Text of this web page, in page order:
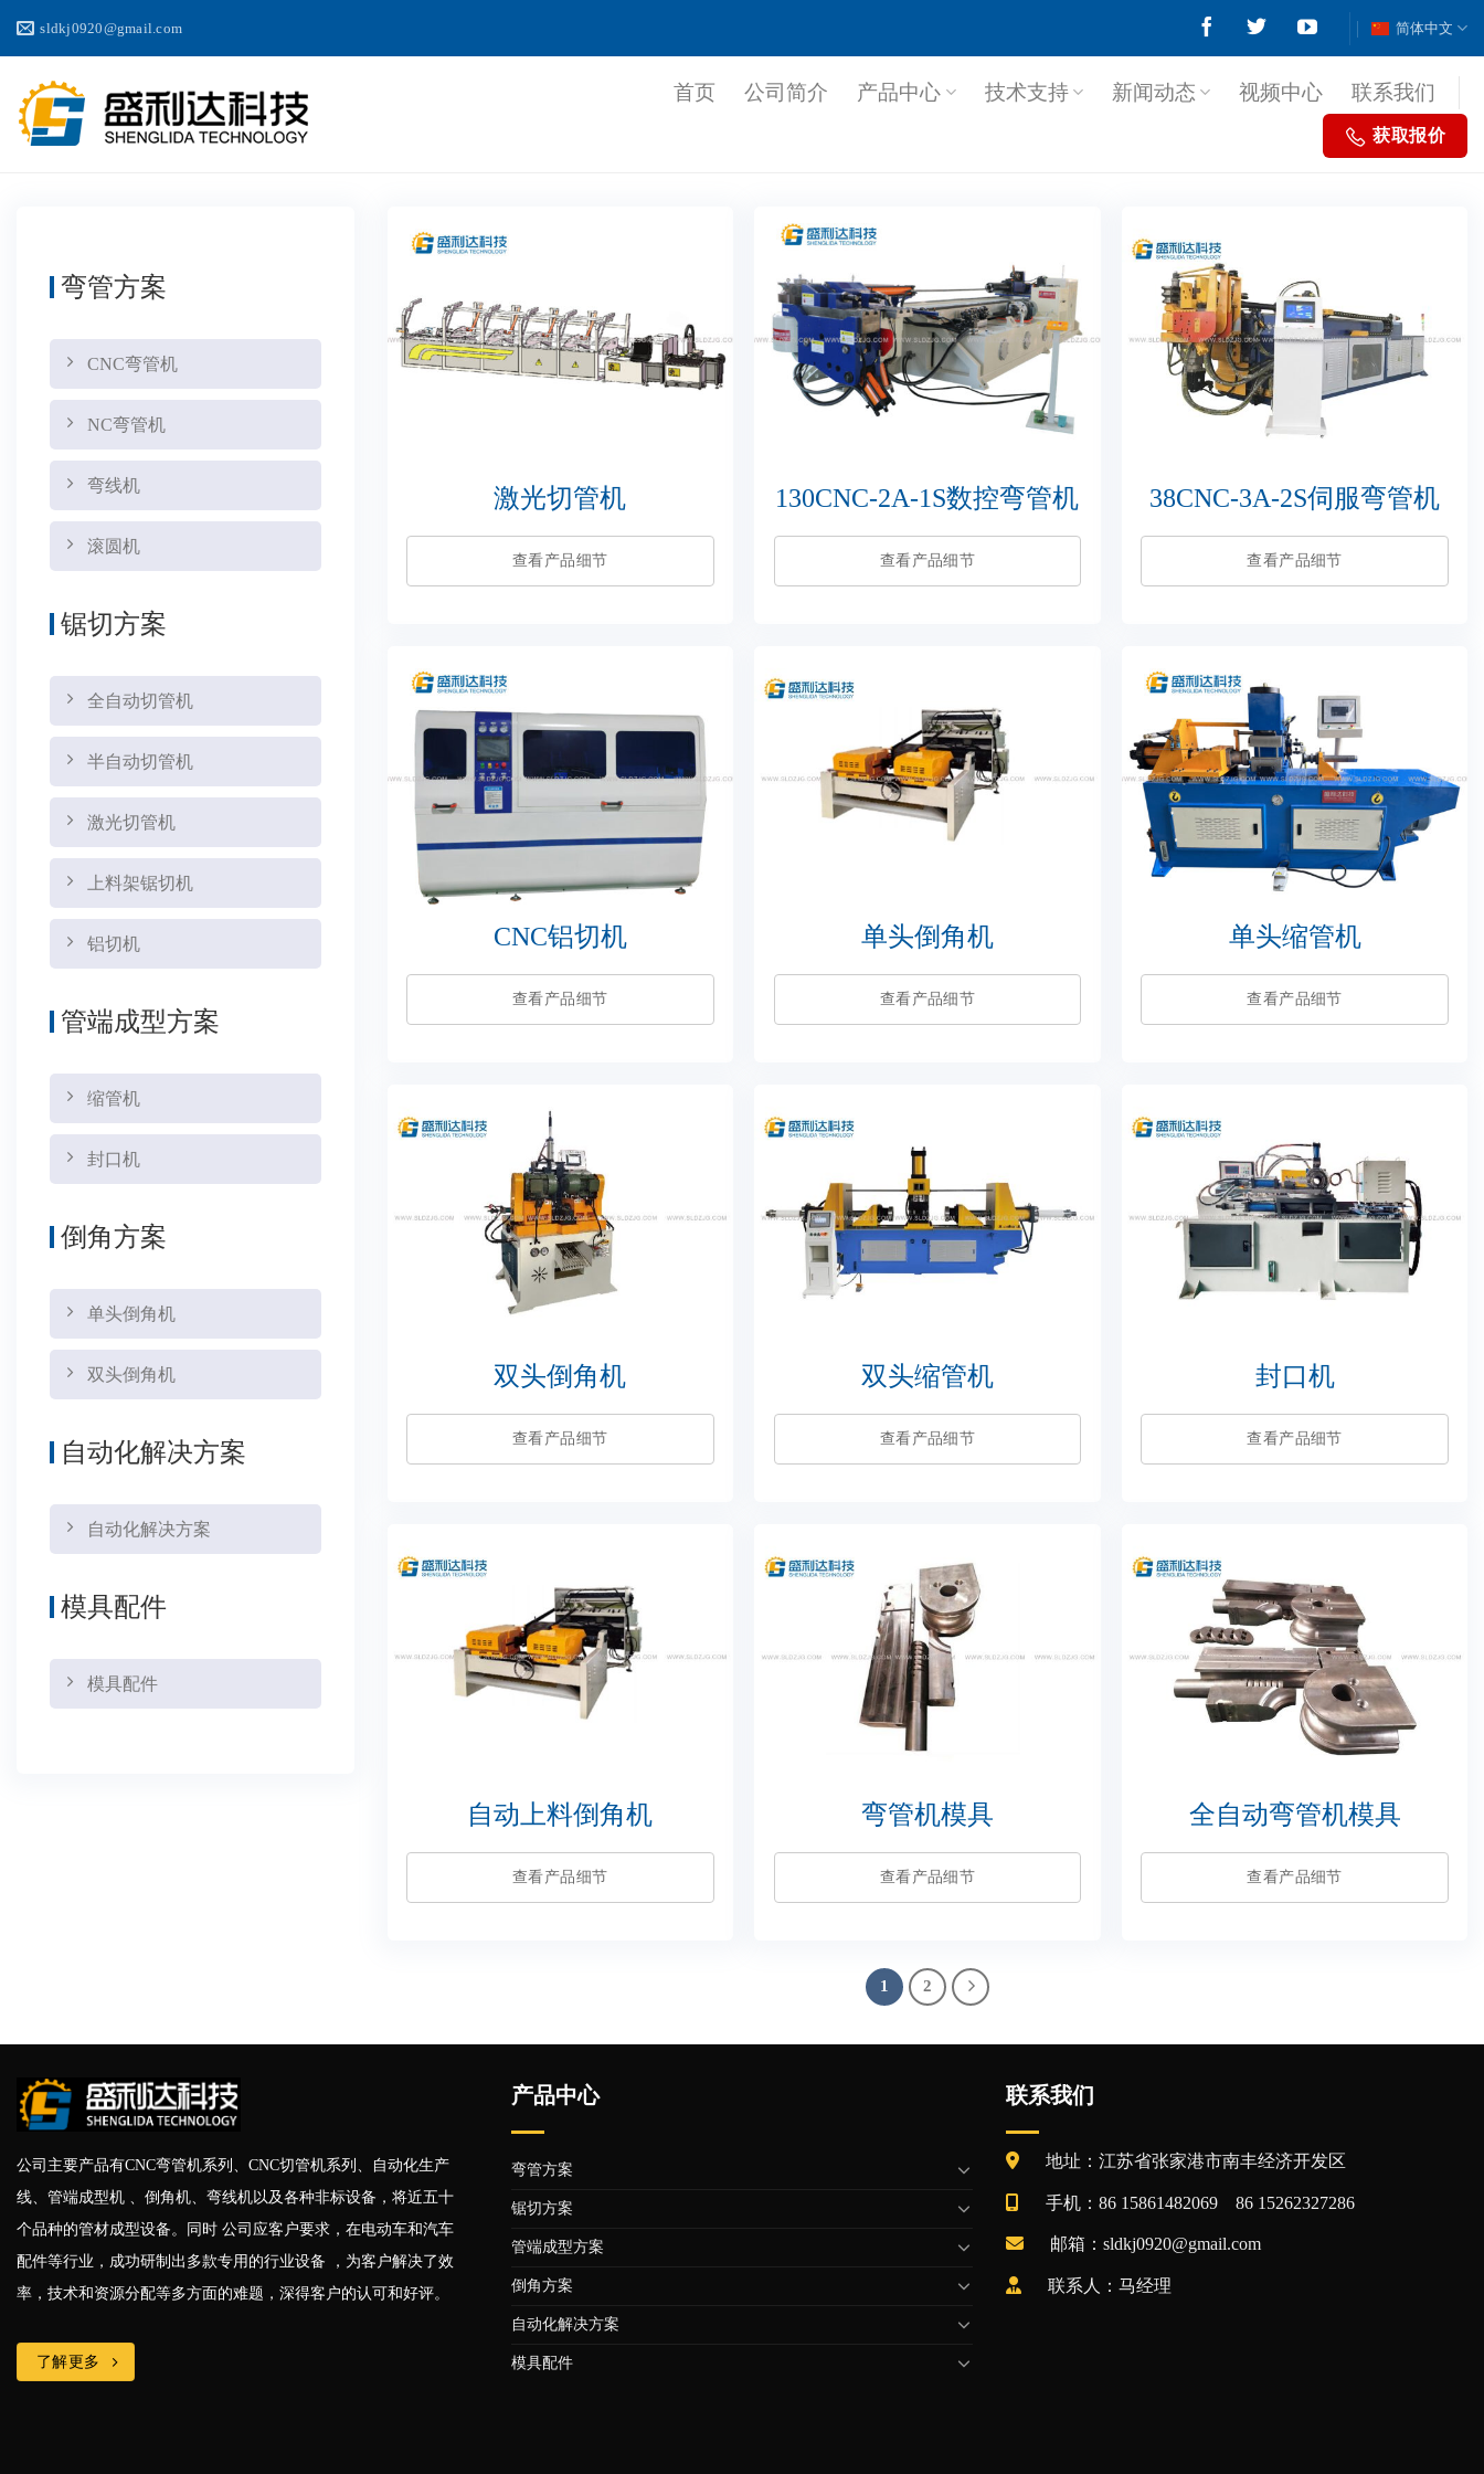
sldkj0920@gmail.com 简体中文
首页 公司简介 产品中心 技术支持 新闻动态 视频中心 联系我们
获取报价
弯管方案
CNC弯管机
NC弯管机
弯线机
滚圆机
锯切方案
全自动切管机
半自动切管机
激光切管机
上料架锯切机
铝切机
管端成型方案
缩管机
封口机
倒角方案
单头倒角机
双头倒角机
自动化解决方案
自动化解决方案
模具配件
模具配件
激光切管机
查看产品细节
130CNC-2A-1S数控弯管机
查看产品细节
38CNC-3A-2S伺服弯管机
查看产品细节
CNC铝切机
查看产品细节
单头倒角机
查看产品细节
单头缩管机
查看产品细节
双头倒角机
查看产品细节
双头缩管机
查看产品细节
封口机
查看产品细节
自动上料倒角机
查看产品细节
弯管机模具
查看产品细节
全自动弯管机模具
查看产品细节
1 2
公司主要产品有CNC弯管机系列、CNC切管机系列、自动化生产
线、管端成型机 、倒角机、弯线机以及各种非标设备，将近五十
个品种的管材成型设备。同时 公司应客户要求，在电动车和汽车
配件等行业，成功研制出多款专用的行业设备 ，为客户解决了效
率，技术和资源分配等多方面的难题，深得客户的认可和好评。
了解更多
产品中心
弯管方案
锯切方案
管端成型方案
倒角方案
自动化解决方案
模具配件
联系我们
地址：江苏省张家港市南丰经济开发区
手机：86 15861482069 86 15262327286
邮箱：sldkj0920@gmail.com
联系人：马经理